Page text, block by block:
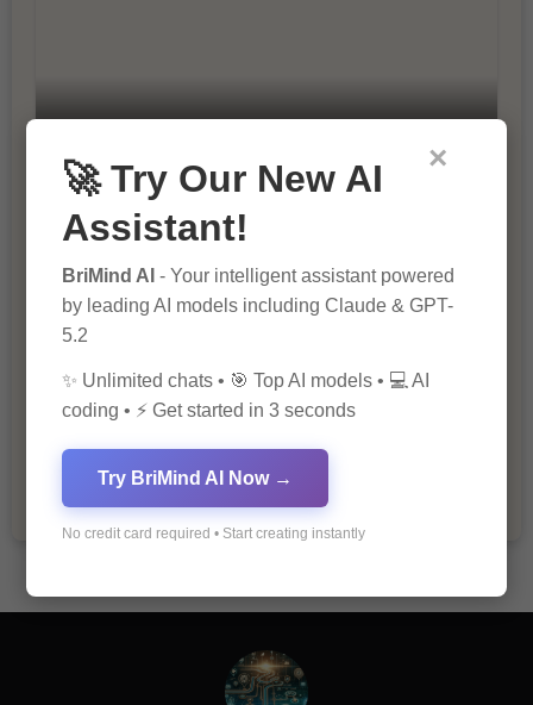
Marketing
The Importance of Fathers and Mothers
×
🚀 Try Our New AI
Assistant!
BriMind AI - Your intelligent assistant powered
by leading AI models including Claude & GPT-
5.2
✨ Unlimited chats • 🎯 Top AI models • 💻 AI
coding • ⚡ Get started in 3 seconds
Try BriMind AI Now →
No credit card required • Start creating instantly